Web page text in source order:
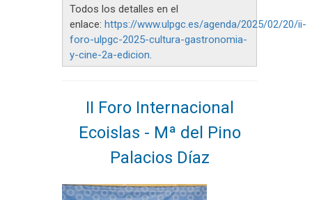
Todos los detalles en el
enlace: https://www.ulpgc.es/agenda/2025/02/20/ii-
foro-ulpgc-2025-cultura-gastronomia-
y-cine-2a-edicion.
II Foro Internacional
Ecoislas - Mª del Pino
Palacios Díaz